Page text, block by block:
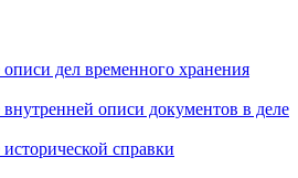
дел временного хранения
описи документов в деле
справки